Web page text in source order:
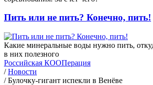
Пить или не пить? Конечно, пить!
Какие минеральные воды нужно пить,
в них полезного
Российская КООПерация
/ Новости
/ Булочку-гигант испекли в Венёве